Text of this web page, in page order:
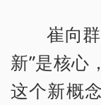
崔向群
新”是核心
这个新概